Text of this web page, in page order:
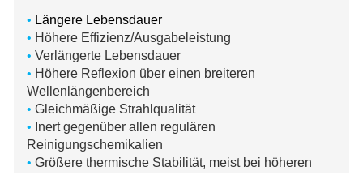
• Längere Lebensdauer
• Höhere Effizienz/Ausgabeleistung
• Verlängerte Lebensdauer
• Höhere Reflexion über einen breiteren
Wellenlängenbereich
• Gleichmäßige Strahlqualität
• Inert gegenüber allen regulären
Reinigungschemikalien
• Größere thermische Stabilität, meist bei höheren